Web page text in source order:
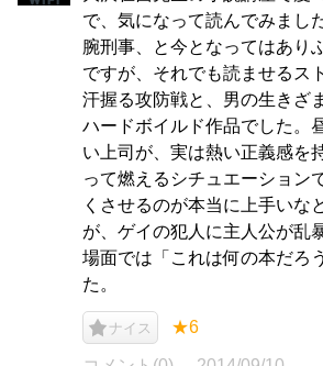
で、気になって読んでみまし
腕刑事、と今となってはあり
ですが、それでも読ませるス
汗握る攻防戦と、男の生きざ
ハードボイルド作品でした。
い上司が、実は熱い正義感を
って燃えるシチュエーション
くさせるのが本当に上手いな
が、ゲイの犯人に主人公が乱
場面では「これは何の本だろ
た。
ナイス ★6